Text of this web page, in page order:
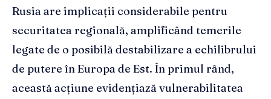
Rusia are implicații considerabile pentru
securitatea regională, amplificând temerile
legate de o posibilă destabilizare a echilibrului
de putere în Europa de Est. În primul rând,
această acțiune evidențiază vulnerabilitatea